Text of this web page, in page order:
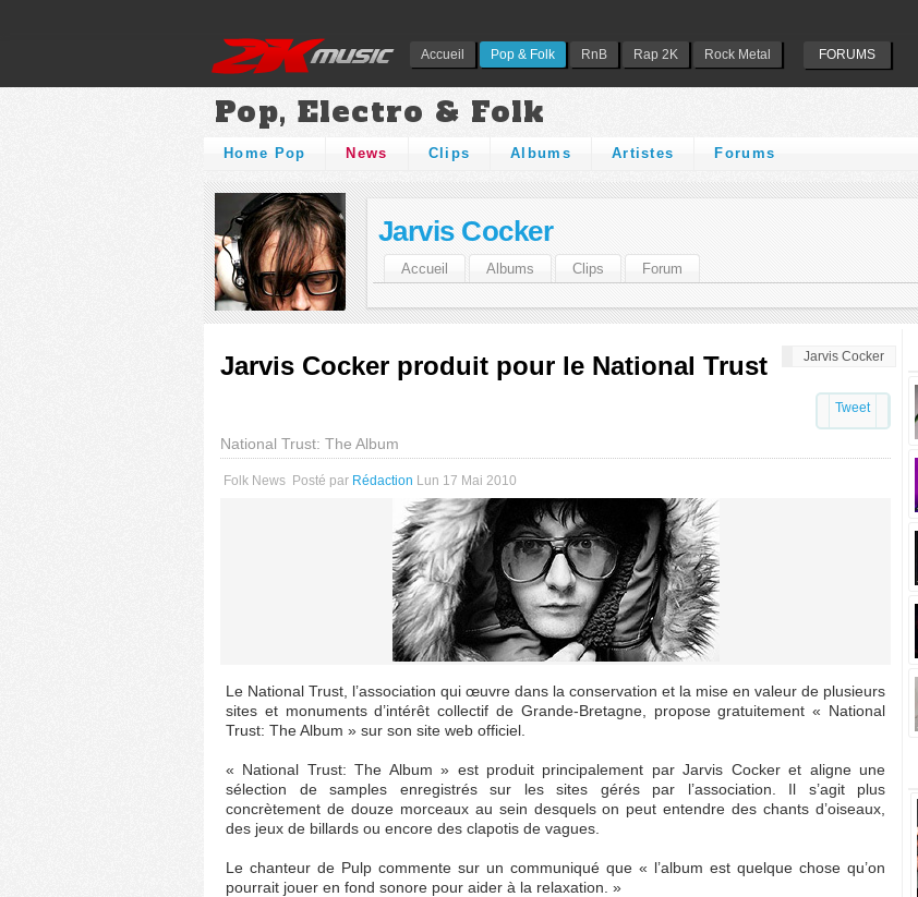
Accueil Pop & Folk RnB Rap 2K Rock Metal FORUMS
Pop, Electro & Folk
Home Pop News Clips Albums Artistes Forums
Jarvis Cocker
Accueil Albums Clips Forum
Jarvis Cocker
Jarvis Cocker produit pour le National Trust
Tweet
National Trust: The Album
Folk News Posté par Rédaction Lun 17 Mai 2010
Le National Trust, l’association qui œuvre dans la conservation et la mise en valeur de plusieurs
sites et monuments d’intérêt collectif de Grande-Bretagne, propose gratuitement « National
Trust: The Album » sur son site web officiel.
« National Trust: The Album » est produit principalement par Jarvis Cocker et aligne une
sélection de samples enregistrés sur les sites gérés par l’association. Il s’agit plus
concrètement de douze morceaux au sein desquels on peut entendre des chants d’oiseaux,
des jeux de billards ou encore des clapotis de vagues.
Le chanteur de Pulp commente sur un communiqué que « l’album est quelque chose qu’on
pourrait jouer en fond sonore pour aider à la relaxation. »